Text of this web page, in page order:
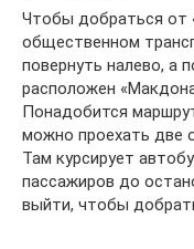
Чтобы добраться от
общественном
повернуть налево, а
расположен
Понадобится
можно проехать две
Там курсирует
пассажиров до
выйти, чтобы